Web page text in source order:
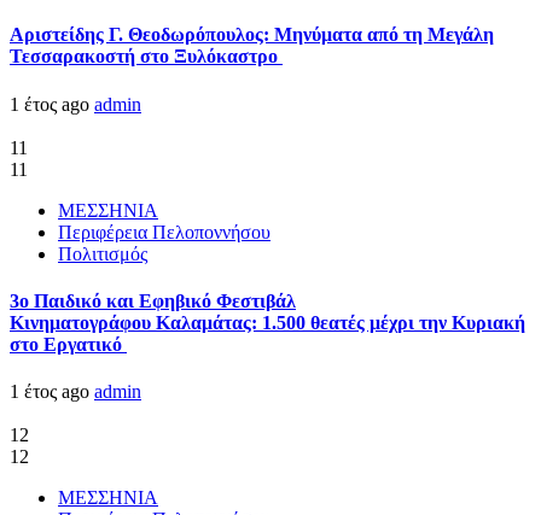
Αριστείδης Γ. Θεοδωρόπουλος: Μηνύματα από τη Μεγάλη
Τεσσαρακοστή στο Ξυλόκαστρο
1 έτος ago admin
11
11
ΜΕΣΣΗΝΙΑ
Περιφέρεια Πελοποννήσου
Πολιτισμός
3ο Παιδικό και Εφηβικό Φεστιβάλ
Κινηματογράφου Καλαμάτας: 1.500 θεατές μέχρι την Κυριακή
στο Εργατικό
1 έτος ago admin
12
12
ΜΕΣΣΗΝΙΑ